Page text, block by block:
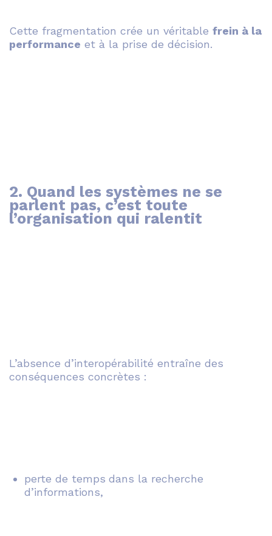
Cette fragmentation crée un véritable frein à la
performance et à la prise de décision.
2. Quand les systèmes ne se
parlent pas, c’est toute
l’organisation qui ralentit
L’absence d’interopérabilité entraîne des
conséquences concrètes :
perte de temps dans la recherche
d’informations,